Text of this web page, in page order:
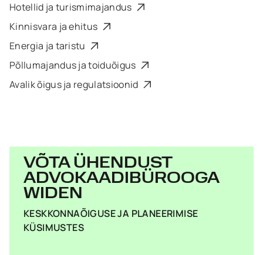
Hotellid ja turismimajandus
Kinnisvara ja ehitus
Energia ja taristu
Põllumajandus ja toiduõigus
Avalik õigus ja regulatsioonid
VÕTA ÜHENDUST
ADVOKAADIBÜROOGA
WIDEN
KESKKONNAÕIGUSE JA PLANEERIMISE
KÜSIMUSTES